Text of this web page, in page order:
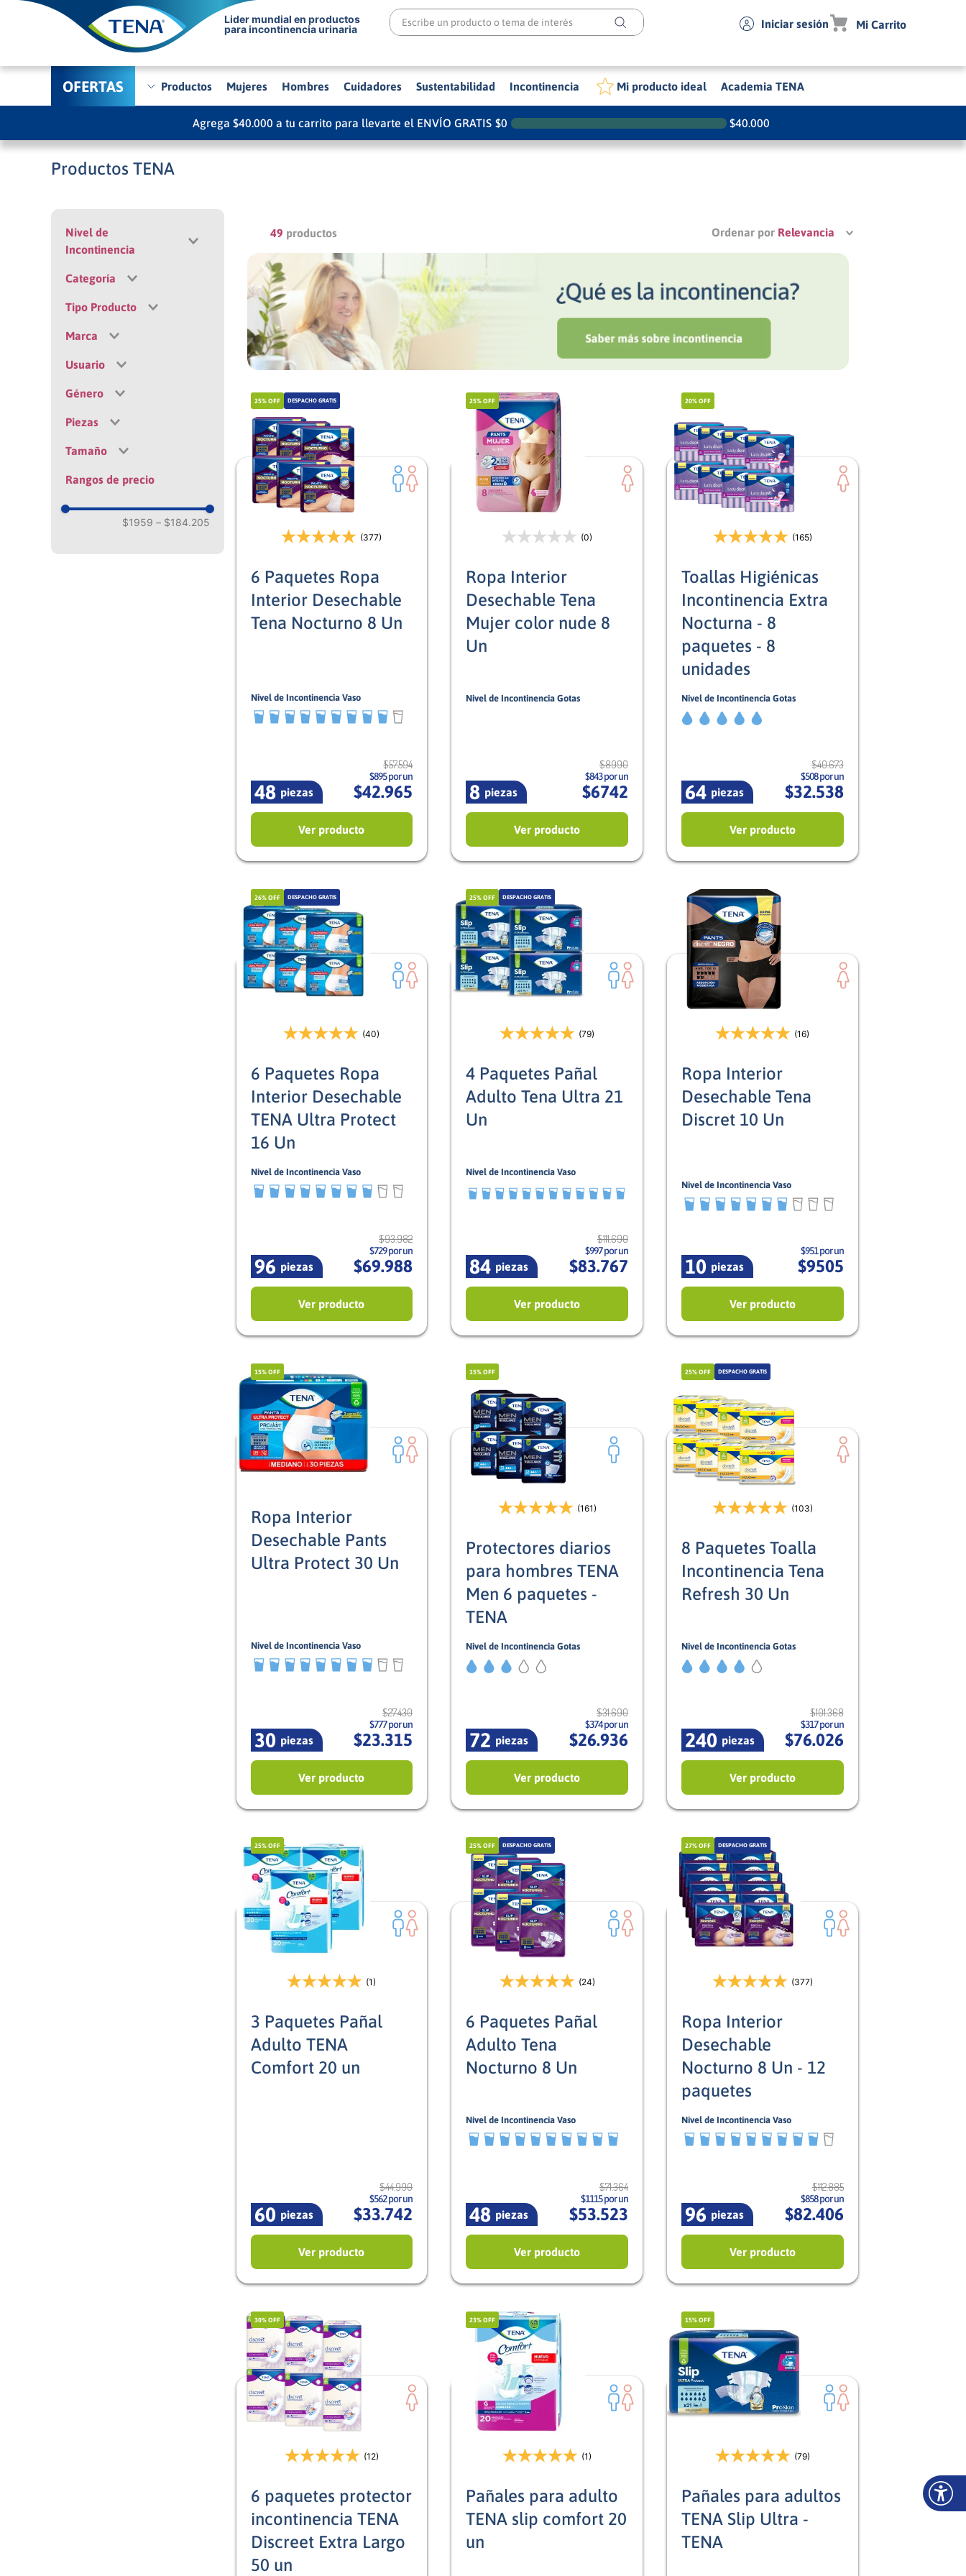
Lider mundial en productos
para incontinencia urinaria
Escribe un producto o tema de interés
Iniciar sesión
OFERTAS Productos Mujeres Hombres Cuidadores Sustentabilidad Incontinencia Mi producto ideal Academia TENA
Agrega $40.000 a tu carrito para llevarte el ENVÍO GRATIS $0 $40.000
Productos TENA
Categoría
Ropa Interior
Género
Mujer
Marca
Tena
Nivel de
Incontinencia
Leve
Piezas
10
8
Tamaño
M
Tipo Producto
Toalla
Desechable
Pañales
Usuario
Independiente
Rangos de precio
$1959 – $184.205
49 productos Ordenar por Relevancia
25%OFF DESPACHO GRATIS
(377)
6 Paquetes Ropa
Interior Desechable
Tena Nocturno 8 Un
Nivel de Incontinencia Vaso
9/10
piezas
48
$57.594
$895 por un
$42.965
Ver producto
25% OFF
(0)
Ropa Interior
Desechable Tena
Mujer color nude 8
Un
Nivel de Incontinencia Gotas
piezas
8
$8990
$843 por un
$6742
Ver producto
20%OFF
(165)
Toallas Higiénicas
Incontinencia Extra
Nocturna - 8
paquetes - 8
unidades
Nivel de Incontinencia Gotas
5/5
piezas
64
$40.673
$508 por un
$32.538
Ver producto
26%OFF DESPACHO GRATIS
(40)
6 Paquetes Ropa
Interior Desechable
TENA Ultra Protect
16 Un
Nivel de Incontinencia Vaso
8/10
piezas
96
$93.982
$729 por un
$69.988
Ver producto
25% OFF DESPACHO GRATIS
(79)
4 Paquetes Pañal
Adulto Tena Ultra 21
Un
Nivel de Incontinencia Vaso
12/12
piezas
84
$111.690
$997 por un
$83.767
Ver producto
(16)
Ropa Interior
Desechable Tena
Discret 10 Un
Nivel de Incontinencia Vaso
7/10
piezas
10
$951 por un
$9505
Ver producto
15%OFF
Ropa Interior
Desechable Pants
Ultra Protect 30 Un
Nivel de Incontinencia Vaso
8/10
piezas
30
$27.430
$777 por un
$23.315
Ver producto
15% OFF
(161)
Protectores diarios
para hombres TENA
Men 6 paquetes -
TENA
Nivel de Incontinencia Gotas
3/5
piezas
72
$31.690
$374 por un
$26.936
Ver producto
25%OFF DESPACHO GRATIS
(103)
8 Paquetes Toalla
Incontinencia Tena
Refresh 30 Un
Nivel de Incontinencia Gotas
4/5
piezas
240
$101.368
$317 por un
$76.026
Ver producto
25%OFF
(1)
3 Paquetes Pañal
Adulto TENA
Comfort 20 un
piezas
60
$44.990
$562 por un
$33.742
Ver producto
25% OFF DESPACHO GRATIS
(24)
6 Paquetes Pañal
Adulto Tena
Nocturno 8 Un
Nivel de Incontinencia Vaso
10/10
piezas
48
$71.364
$1115 por un
$53.523
Ver producto
27%OFF DESPACHO GRATIS
(377)
Ropa Interior
Desechable
Nocturno 8 Un - 12
paquetes
Nivel de Incontinencia Vaso
9/10
piezas
96
$112.885
$858 por un
$82.406
Ver producto
30%OFF
(12)
6 paquetes protector
incontinencia TENA
Discreet Extra Largo
50 un
23% OFF
(1)
Pañales para adulto
TENA slip comfort 20
un
15%OFF
(79)
Pañales para adultos
TENA Slip Ultra -
TENA